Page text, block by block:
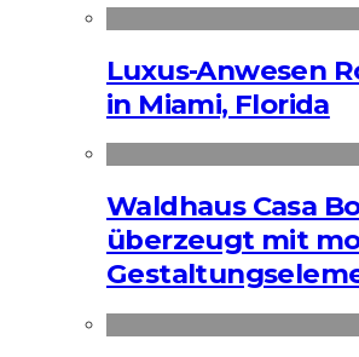
Luxus-Anwesen
in Miami, Florida
Waldhaus Casa
überzeugt mit